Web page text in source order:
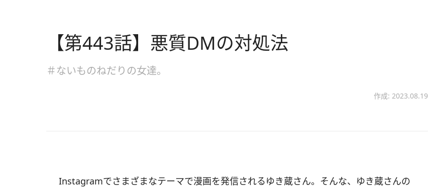
【第443話】悪質DMの対処法
＃ないものねだりの女達。
作成: 2023.08.19
Instagramでさまざまなテーマで漫画を発信されるゆき蔵さん。そんな、ゆき蔵さんの